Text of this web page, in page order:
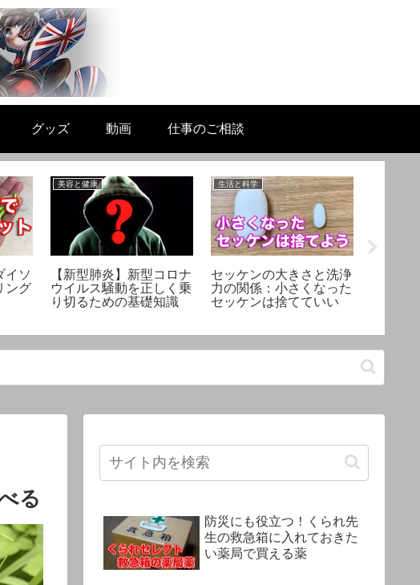
グッズ 動画 仕事のご相談
イソ
ング
美容と健康
【新型肺炎】新型コロナ
ウイルス騒動を正しく乗
り切るための基礎知識
生活と科学
セッケンの大きさと洗浄
力の関係：小さくなった
セッケンは捨てていい
る
防災にも役立つ！くられ先
生の救急箱に入れておきた
い薬局で買える薬